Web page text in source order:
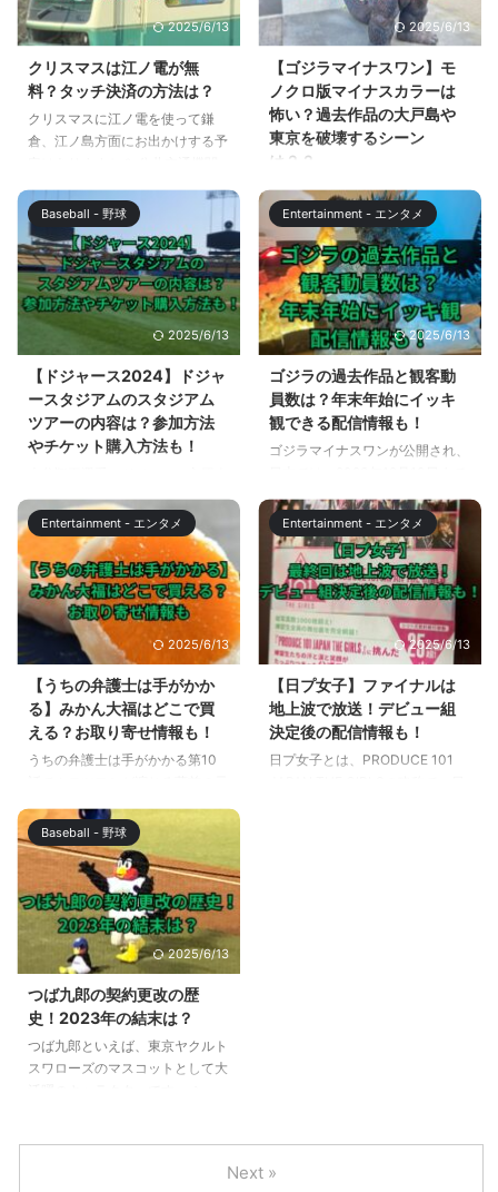
ありましたが、最終話でもそんな
シーンがいくつかありました。
がかかる最終話で小ネタとして使
われたカメレオンのネタ元となっ
たドラマと、配信情報について調
べました。 また、他にもうちの
タとして使われていたドラマにつ
いても解説します。 【うちの弁
...
に登場した綺麗な金平糖について
調べました。また金平糖で有名な
た。 【相棒22】金平糖はお取り
寄せできる？ 相棒22第9話に登場
したに登場した金平糖は？ 相棒
22第9話で扶桑武蔵桜の3人が食
した、綺麗な金平糖 ...
2025/6/13
クリスマスは江ノ電が無
料？タッチ決済の方法は？
クリスマスに江ノ電を使って鎌
倉、江ノ島方面にお出かけする予
えてきています。江ノ電（江ノ島
電鉄線）でも、タッチ決済が使え
ますが、2023年のクリスマス限
定でタッチ決済の実質無料キャン
ペーンが実施されることが発表さ
れました。 この記事では、クリ
スマス限定の江ノ電タッチ決済の
そのやり方について解説します。
クリスマスは江ノ電が無料？
2023年12月25日（月）クリスマ
ス限定の江ノ電「タッチ決済 実
2025/6/13
【ゴジラマイナスワン】モ
ノクロ版マイナスカラーは
怖い？過去作品の大戸島や
東京を破壊するシーン
は？？
ゴジラマイナスワンのモノクロ版
の公開が発表されました。 2023
年12月17日までの45日間で、 観
客動員数287万人、興行収入44.2
億円のヒット作となっているゴジ
ラマイナスワン。 ゴジラマイナ
スワンで登場するゴジラの迫力は
凄まじいものがありますが、さら
にモノクロ版、ゴジラマイナスワ
ン／マイナスカラーが2024年1月
12日から全国の劇場で公開されま
す。 この記事ではゴジラマイナ
スワン／マイナスカラーについて
品、公開劇場についても解説しま
す。 【ゴジラマイナスワン】モ
ノクロ版 ...
Baseball - 野球
2025/6/13
【ドジャース2024】ドジャ
ースタジアムのスタジアム
ツアーの内容は？参加方法
やチケット購入方法も！
見の日程の予測をする際に、ドジ
ャースタジアムのスタジアムツア
ーがキャンセルになったから、そ
の日に開催されるのではないかと
いう予測をしているメディアが複
数ありました。 スタジアムツア
ー？って首を傾げた方も多いは
ず。 この記事では、ドジャース
タジアムのスタジアムツアーの内
容と参加方法、チケット購入方法
について解説します。 この記事
を読めば、オフシーズンにロサン
ゼルスに旅行する機会があって
のスタジアムツアーに参加するこ
とができるようになるでしょう！
& ...
Entertainment - エンタメ
2025/6/13
ゴジラの過去作品と観客動
員数は？年末年始にイッキ
観できる配信情報も！
ゴジラマイナスワンが公開され、
の38日間で、 観客動員数270万
人 興行収入41.5億円 突破しまし
た。 ゴジラマイナスワンは、ゴ
ジラ70周年記念作品であり、日
本製作の実写版ゴジラの30作品
目。 前作のシン・ゴジラ公開か
ら7年、さらにその前作であるゴ
ジラ FINAL WARS公開からは19
年が経過しており（アニメ版、ハ
リウッド版、モンスターバースシ
リーズ含まず）、過去作品を観て
みたいと考えている方も多いは
ず！ この記事では、ゴジラの過
Entertainment - エンタメ
2025/6/13
【うちの弁護士は手がかか
る】みかん大福はどこで買
える？お取り寄せ情報も！
うちの弁護士は手がかかる第10
カノ、安達祐実演じる安藤カオリ
が謝罪行脚で持参したみかん大
福。 うちの弁護士は手がかかる
第10話後半では、平手友梨奈演
じる弁護士の天野杏が、同じく謝
罪行脚で持参したみかん大福。
番組の中で何度もみかん大福が連
呼され、ドラマを観ていた皆さん
は、気になってしまったのではな
いでしょうか？ この記事では、
みかん大福を購入できるお店、お
取り寄せができるのかを調べまし
た。 【うちの弁護士は手がかか
Entertainment - エンタメ
2025/6/13
【日プ女子】ファイナルは
地上波で放送！デビュー組
決定後の配信情報も！
日プ女子とは、PRODUCE 101
Baseball - 野球
2025/6/13
つば九郎の契約更改の歴
史！2023年の結末は？
つば九郎といえば、東京ヤクルト
スワローズのマスコットとして大
Next »